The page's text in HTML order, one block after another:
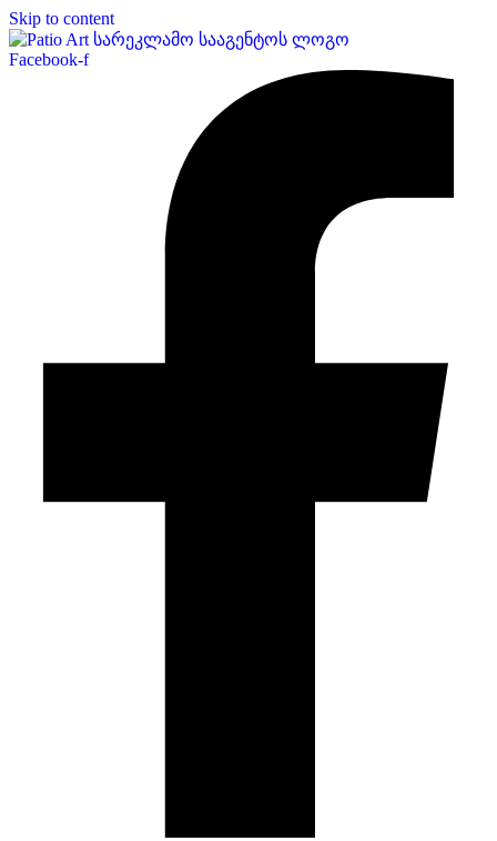
Skip to content
Facebook-f